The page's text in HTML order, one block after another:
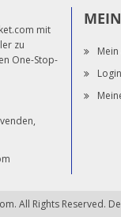
mit
zu
One-Stop-
Login
All Rights Reserved.